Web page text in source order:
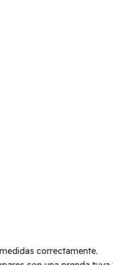
correctamente.